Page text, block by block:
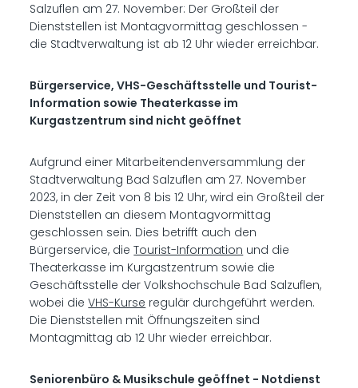
Salzuflen am 27. November: Der Großteil der
Dienststellen ist Montagvormittag geschlossen -
die Stadtverwaltung ist ab 12 Uhr wieder erreichbar.
Bürgerservice, VHS-Geschäftsstelle und Tourist-
Information sowie Theaterkasse im
Kurgastzentrum sind nicht geöffnet
Aufgrund einer Mitarbeitendenversammlung der
Stadtverwaltung Bad Salzuflen am 27. November
2023, in der Zeit von 8 bis 12 Uhr, wird ein Großteil der
Dienststellen an diesem Montagvormittag
geschlossen sein. Dies betrifft auch den
Bürgerservice, dieTourist-Information und die
Theaterkasse im Kurgastzentrum sowie die
Geschäftsstelle der Volkshochschule Bad Salzuflen,
wobei dieVHS-Kurse regulär durchgeführt werden.
Die Dienststellen mit Öffnungszeiten sind
Montagmittag ab 12 Uhr wieder erreichbar.
Seniorenbüro & Musikschule geöffnet - Notdienst